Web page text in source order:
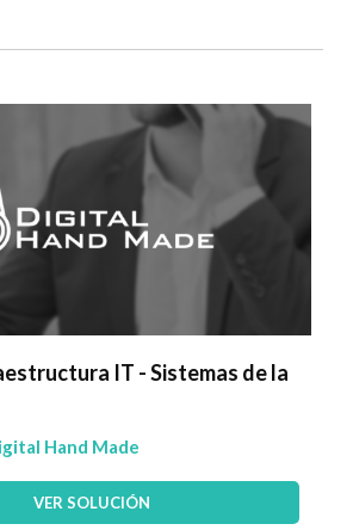
IT - Sistemas de la
Hand Made
VER SOLUCIÓN